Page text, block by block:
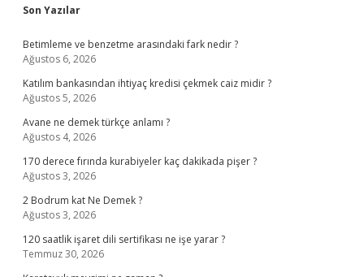
Sidebar
Son Yazılar
Betimleme ve benzetme arasındaki fark nedir ?
Ağustos 6, 2026
Katılım bankasından ihtiyaç kredisi çekmek caiz midir ?
Ağustos 5, 2026
Avane ne demek türkçe anlamı ?
Ağustos 4, 2026
170 derece fırında kurabiyeler kaç dakikada pişer ?
Ağustos 3, 2026
2 Bodrum kat Ne Demek ?
Ağustos 3, 2026
120 saatlik işaret dili sertifikası ne işe yarar ?
Temmuz 30, 2026